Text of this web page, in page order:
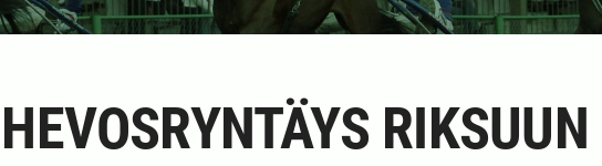
HEVOSRYNTÄYS RIKSUUN